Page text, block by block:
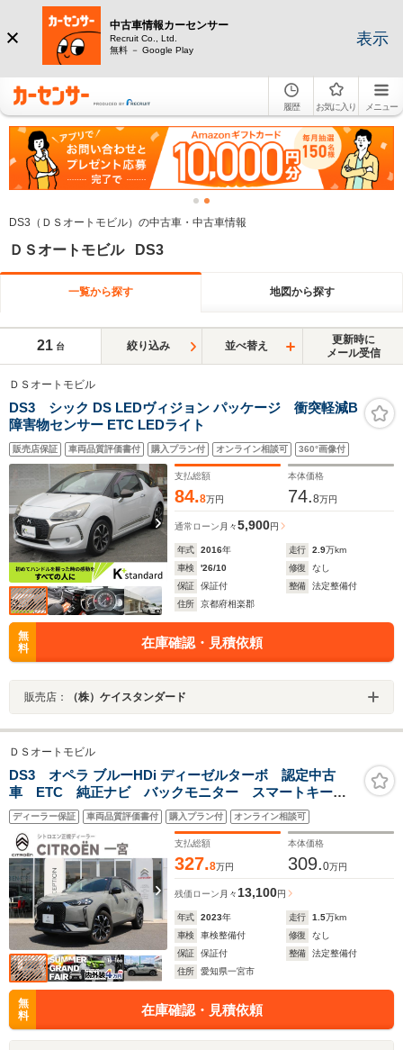
中古車情報カーセンサー
Recruit Co., Ltd.
無料 － Google Play
表示
履歴 お気に入り メニュー
DS3（ＤＳオートモビル）の中古車・中古車情報
ＤＳオートモビル DS3
一覧から探す 地図から探す
21 台 絞り込み 並べ替え
更新時に
メール受信
ＤＳオートモビル
DS3 シック DS LEDヴィジョン パッケージ 衝突軽減B
障害物センサー ETC LEDライト
販売店保証 車両品質評価書付 購入プラン付 オンライン相談可 360°画像付
支払総額
84.8万円
本体価格
74.8万円
通常ローン 月々5,900円
年式 2016年 走行 2.9万km
車検
'26/10 修復
なし
保証
保証付 整備
法定整備付
住所
京都府相楽郡
無
料
在庫確認・見積依頼
販売店： （株）ケイスタンダード
ＤＳオートモビル
DS3 オペラ ブルーHDi ディーゼルターボ 認定中古
車 ETC 純正ナビ バックモニター スマートキー
クルーズコントロール オートエアコン フロントシー
トヒーター AppleCarPlay AndroidAuto ブラインド
スポットモニター
ディーラー保証 車両品質評価書付 購入プラン付 オンライン相談可
支払総額
327.8万円
本体価格
309.0万円
残価ローン 月々13,100円
年式 2023年 走行 1.5万km
車検
車検整備付 修復
なし
保証
保証付 整備
法定整備付
住所
愛知県一宮市
無
料
在庫確認・見積依頼